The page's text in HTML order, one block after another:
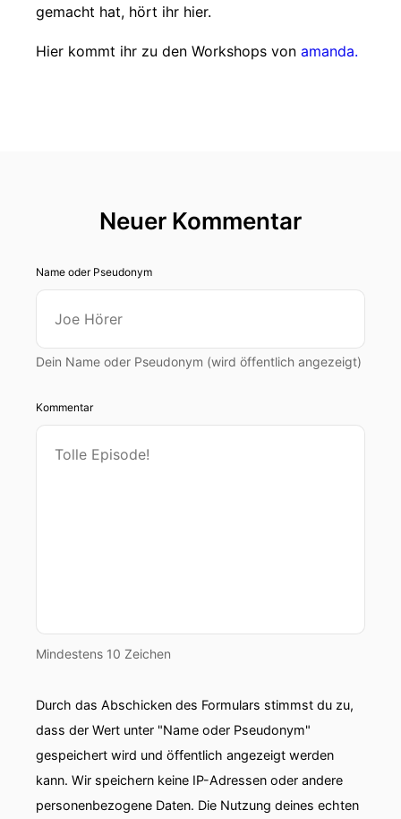
gemacht hat, hört ihr hier.
Hier kommt ihr zu den Workshops von amanda.
Neuer Kommentar
Name oder Pseudonym
Dein Name oder Pseudonym (wird öffentlich angezeigt)
Kommentar
Mindestens 10 Zeichen
Durch das Abschicken des Formulars stimmst du zu,
dass der Wert unter "Name oder Pseudonym"
gespeichert wird und öffentlich angezeigt werden
kann. Wir speichern keine IP-Adressen oder andere
personenbezogene Daten. Die Nutzung deines echten